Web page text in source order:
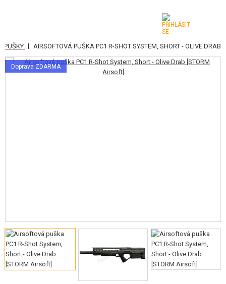
KATEGORIE
AIRSOFTOVÉ ZBRANĚ
VÝSTROJ, UNIFORMY, POUZDRA
MASKOVÁNÍ, BARVY, PÁSKY
PUŠKY | AIRSOFTOVÁ PUŠKA PC1 R-SHOT SYSTEM, SHORT - OLIVE DRAB
Doprava ZDARMA